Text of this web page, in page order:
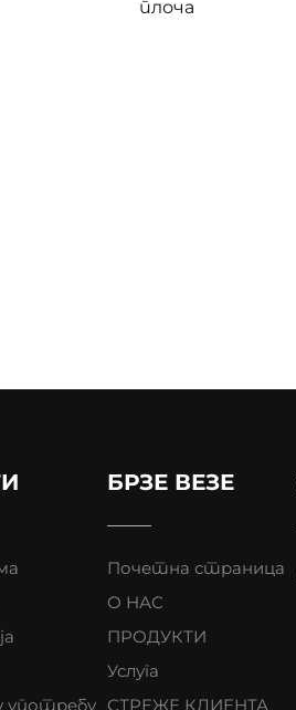
плоча
употребу
БРЗЕ ВЕЗЕ
Почетна страница
О НАС
ПРОДУКТИ
Услуга
СТРЕЖЕ КЛИЕНТА